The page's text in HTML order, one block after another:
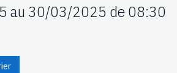
au 30/03/2025 de 08:30